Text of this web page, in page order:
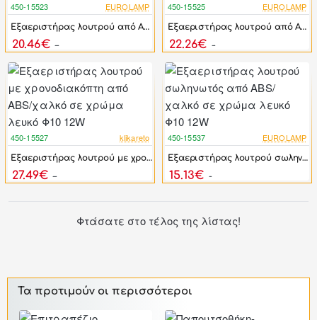
-17%
450-15523 EUROLAMP
Εξαεριστήρας λουτρού από ABS/χαλκό σε χρώμα λευκό Φ12 16W
20.46€
-17%
450-15525 EUROLAMP
Εξαεριστήρας λουτρού από ABS/χαλκό σε χρώμα λευκό/νίκελ ματ Φ10 12W
22.26€
-17%
450-15527 klikareto
Εξαεριστήρας λουτρού με χρονοδιακόπτη από ABS/χαλκό σε χρώμα λευκό Φ10 12W
27.49€
-17%
450-15537 EUROLAMP
Εξαεριστήρας λουτρού σωληνωτός από ABS/χαλκό σε χρώμα λευκό Φ10 12W
15.13€
Φτάσατε στο τέλος της λίστας!
Τα προτιμούν οι περισσότεροι